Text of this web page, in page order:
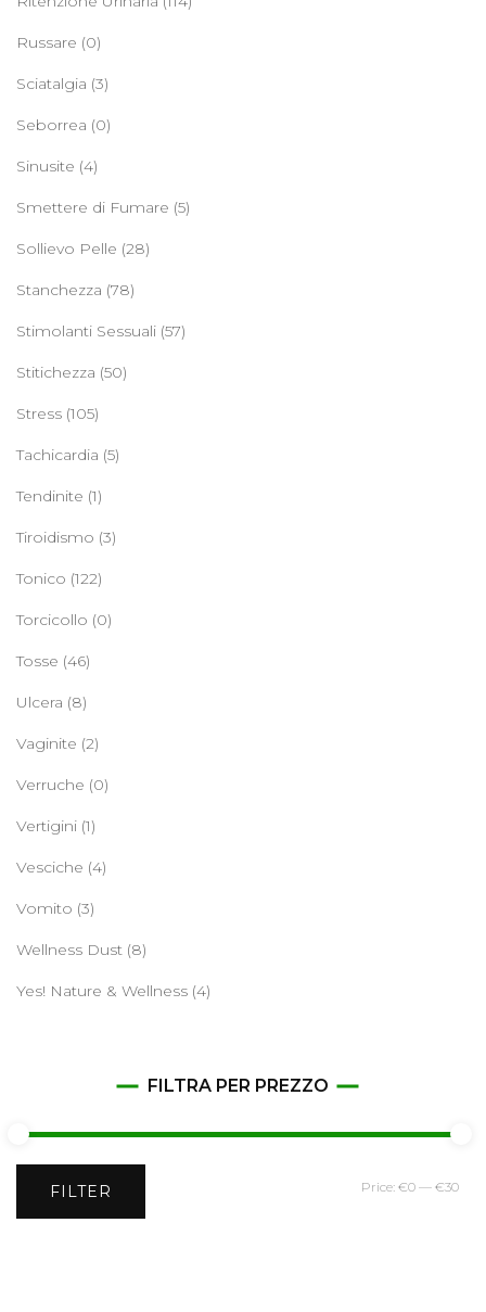
Russare (0)
Sciatalgia (3)
Seborrea (0)
Sinusite (4)
Smettere di Fumare (5)
Sollievo Pelle (28)
Stanchezza (78)
Stimolanti Sessuali (57)
Stitichezza (50)
Stress (105)
Tachicardia (5)
Tendinite (1)
Tiroidismo (3)
Tonico (122)
Torcicollo (0)
Tosse (46)
Ulcera (8)
Vaginite (2)
Verruche (0)
Vertigini (1)
Vesciche (4)
Vomito (3)
Wellness Dust (8)
Yes! Nature & Wellness (4)
FILTRA PER PREZZO
Min
FILTER Price: €0 — €30